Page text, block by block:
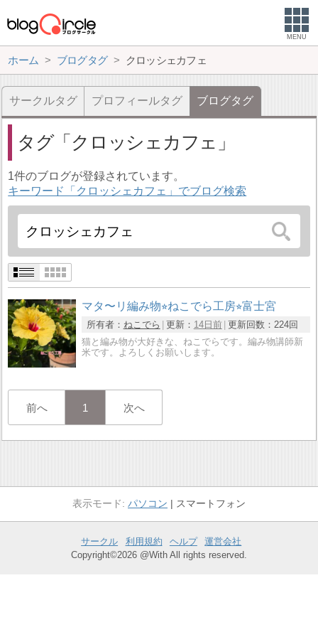
MENU
ホーム ブログタグ クロッシェカフェ
サークルタグ プロフィールタグ ブログタグ
タグ クロッシェカフェ
1件のブログが登録されています。
キーワード「クロッシェカフェ」でブログ検索
マタ〜リ編み物⭐︎ねこでら工房⭐︎富士宮
所有者： ねこでら 更新： 14日前 更新回数： 224回
猫と編み物が大好きな、ねこでらです。編み物講師新
米です。よろしくお願いします。
前へ 1 次へ
パソコン スマートフォン
サークル 利用規約 ヘルプ
運営会社
Copyright©2026 @With All rights reserved.